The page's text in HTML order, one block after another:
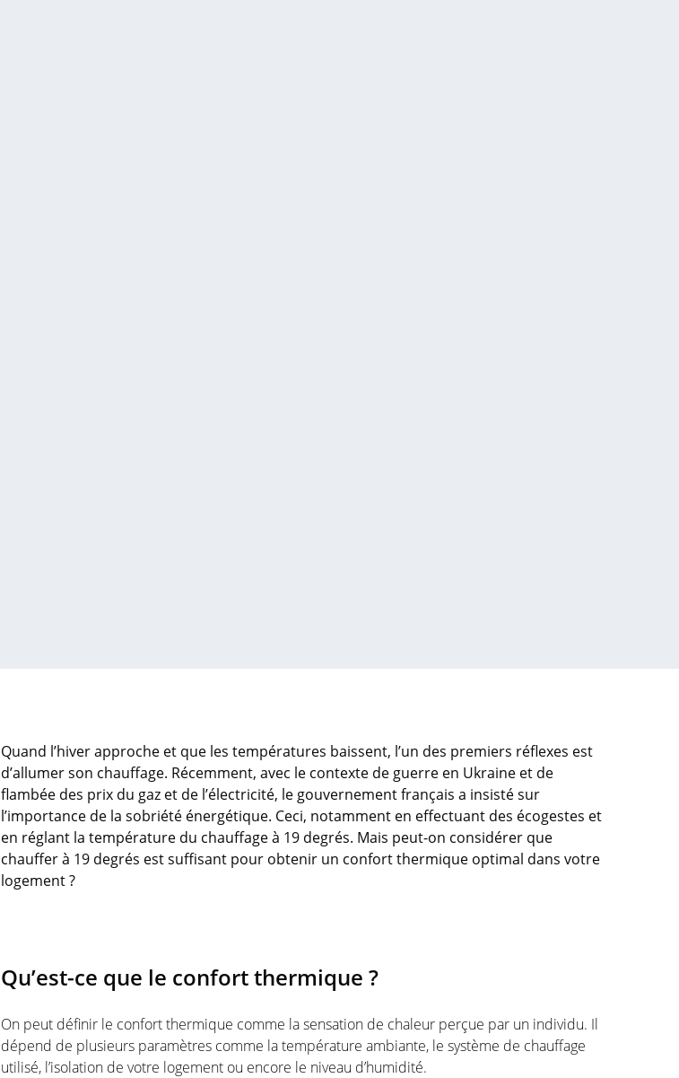
Quand l’hiver approche et que les températures baissent, l’un des premiers réflexes est
d’allumer son chauffage. Récemment, avec le contexte de guerre en Ukraine et de
flambée des prix du gaz et de l’électricité, le gouvernement français a insisté sur
l’importance de la sobriété énergétique. Ceci, notamment en effectuant des écogestes et
en réglant la température du chauffage à 19 degrés. Mais peut-on considérer que
chauffer à 19 degrés est suffisant pour obtenir un confort thermique optimal dans votre
logement ?
Qu’est-ce que le confort thermique ?
On peut définir le confort thermique comme la sensation de chaleur perçue par un individu. Il
dépend de plusieurs paramètres comme la température ambiante, le système de chauffage
utilisé, l’isolation de votre logement ou encore le niveau d’humidité.